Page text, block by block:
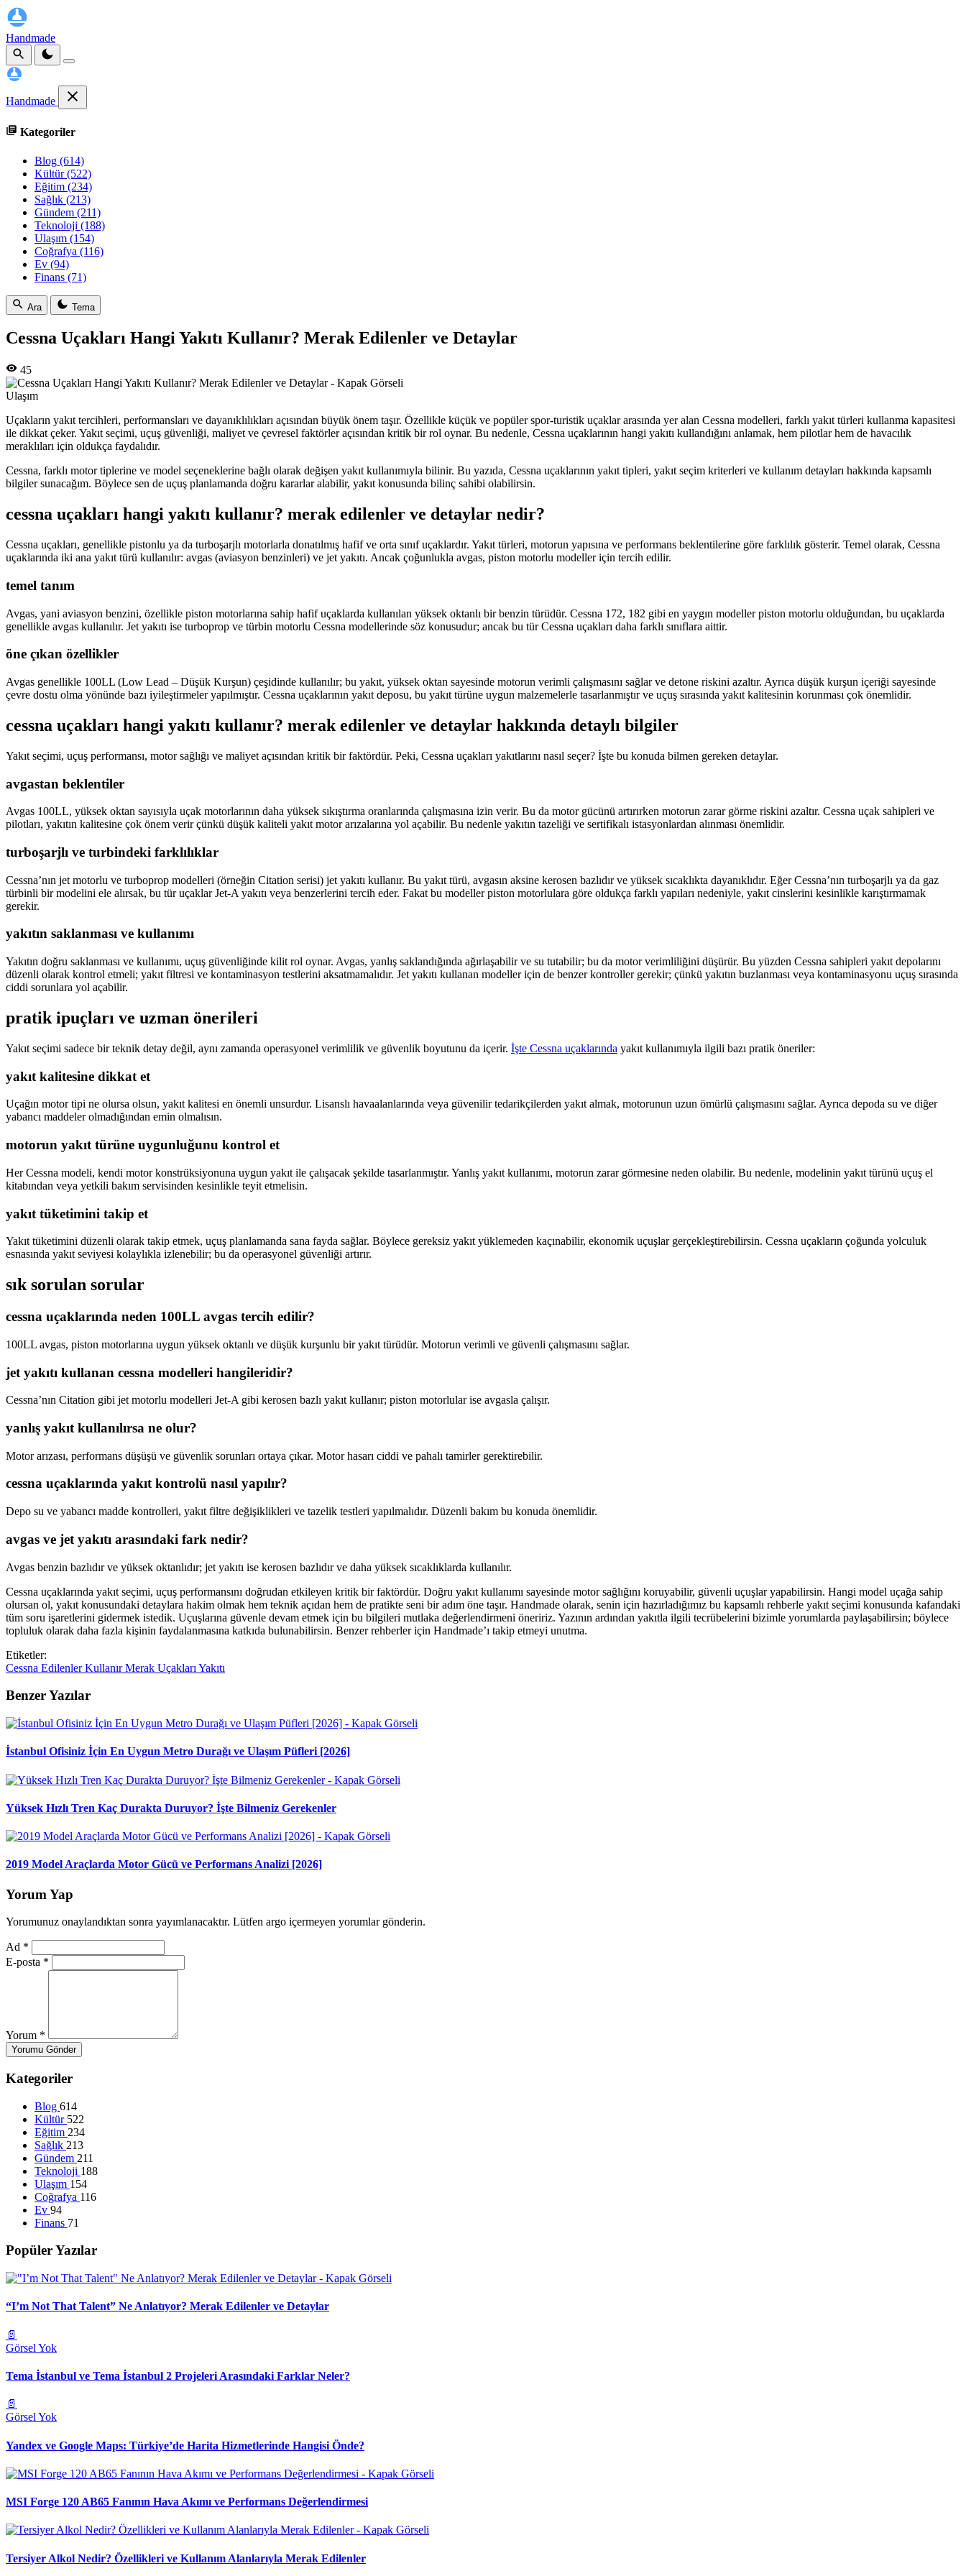
Handmade
Handmade
Kategoriler
Blog (614)
Kültür(522)
Eğitim (234)
Sağlık (213)
Gündem (211)
Teknoloji (188)
Ulaşım (154)
Coğrafya (116)
Ev (94)
Finans (71)
Ara Tema
Cessna Uçakları Hangi Yakıtı Kullanır? Merak Edilenler ve Detaylar
45
Ulaşım
Uçakların yakıt tercihleri, performansları ve dayanıklılıkları açısından büyük önem taşır. Özellikle küçük ve popüler spor-turistik uçaklar arasında yer alan Cessna modelleri, farklı yakıt türleri kullanma kapasitesi
ile dikkat çeker. Yakıt seçimi, uçuş güvenliği, maliyet ve çevresel faktörler açısından kritik bir rol oynar. Bu nedenle, Cessna uçaklarının hangi yakıtı kullandığını anlamak, hem pilotlar hem de havacılık
meraklıları için oldukça faydalıdır.
Cessna, farklı motor tiplerine ve model seçeneklerine bağlı olarak değişen yakıt kullanımıyla bilinir. Bu yazıda, Cessna uçaklarının yakıt tipleri, yakıt seçim kriterleri ve kullanım detayları hakkında kapsamlı
bilgiler sunacağım. Böylece sen de uçuş planlamanda doğru kararlar alabilir, yakıt konusunda bilinç sahibi olabilirsin.
cessna uçakları hangi yakıtı kullanır? merak edilenler ve detaylar nedir?
Cessna uçakları, genellikle pistonlu ya da turboşarjlı motorlarla donatılmış hafif ve orta sınıf uçaklardır. Yakıt türleri, motorun yapısına ve performans beklentilerine göre farklılık gösterir. Temel olarak, Cessna
uçaklarında iki ana yakıt türü kullanılır: avgas (aviasyon benzinleri) ve jet yakıtı. Ancak çoğunlukla avgas, piston motorlu modeller için tercih edilir.
temel tanım
Avgas, yani aviasyon benzini, özellikle piston motorlarına sahip hafif uçaklarda kullanılan yüksek oktanlı bir benzin türüdür. Cessna 172, 182 gibi en yaygın modeller piston motorlu olduğundan, bu uçaklarda
genellikle avgas kullanılır. Jet yakıtı ise turboprop ve türbin motorlu Cessna modellerinde söz konusudur; ancak bu tür Cessna uçakları daha farklı sınıflara aittir.
öne çıkan özellikler
Avgas genellikle 100LL (Low Lead – Düşük Kurşun) çeşidinde kullanılır; bu yakıt, yüksek oktan sayesinde motorun verimli çalışmasını sağlar ve detone riskini azaltır. Ayrıca düşük kurşun içeriği sayesinde
çevre dostu olma yönünde bazı iyileştirmeler yapılmıştır. Cessna uçaklarının yakıt deposu, bu yakıt türüne uygun malzemelerle tasarlanmıştır ve uçuş sırasında yakıt kalitesinin korunması çok önemlidir.
cessna uçakları hangi yakıtı kullanır? merak edilenler ve detaylar hakkında detaylı bilgiler
Yakıt seçimi, uçuş performansı, motor sağlığı ve maliyet açısından kritik bir faktördür. Peki, Cessna uçakları yakıtlarını nasıl seçer? İşte bu konuda bilmen gereken detaylar.
avgastan beklentiler
Avgas 100LL, yüksek oktan sayısıyla uçak motorlarının daha yüksek sıkıştırma oranlarında çalışmasına izin verir. Bu da motor gücünü artırırken motorun zarar görme riskini azaltır. Cessna uçak sahipleri ve
pilotları, yakıtın kalitesine çok önem verir çünkü düşük kaliteli yakıt motor arızalarına yol açabilir. Bu nedenle yakıtın tazeliği ve sertifikalı istasyonlardan alınması önemlidir.
turboşarjlı ve turbindeki farklılıklar
Cessna’nın jet motorlu ve turboprop modelleri (örneğin Citation serisi) jet yakıtı kullanır. Bu yakıt türü, avgasın aksine kerosen bazlıdır ve yüksek sıcaklıkta dayanıklıdır. Eğer Cessna’nın turboşarjlı ya da gaz
türbinli bir modelini ele alırsak, bu tür uçaklar Jet-A yakıtı veya benzerlerini tercih eder. Fakat bu modeller piston motorlulara göre oldukça farklı yapıları nedeniyle, yakıt cinslerini kesinlikle karıştırmamak
gerekir.
yakıtın saklanması ve kullanımı
Yakıtın doğru saklanması ve kullanımı, uçuş güvenliğinde kilit rol oynar. Avgas, yanlış saklandığında ağırlaşabilir ve su tutabilir; bu da motor verimliliğini düşürür. Bu yüzden Cessna sahipleri yakıt depolarını
düzenli olarak kontrol etmeli; yakıt filtresi ve kontaminasyon testlerini aksatmamalıdır. Jet yakıtı kullanan modeller için de benzer kontroller gerekir; çünkü yakıtın buzlanması veya kontaminasyonu uçuş sırasında
ciddi sorunlara yol açabilir.
pratik ipuçları ve uzman önerileri
Yakıt seçimi sadece bir teknik detay değil, aynı zamanda operasyonel verimlilik ve güvenlik boyutunu da içerir. İşte Cessna uçaklarında yakıt kullanımıyla ilgili bazı pratik öneriler:
yakıt kalitesine dikkat et
Uçağın motor tipi ne olursa olsun, yakıt kalitesi en önemli unsurdur. Lisanslı havaalanlarında veya güvenilir tedarikçilerden yakıt almak, motorunun uzun ömürlü çalışmasını sağlar. Ayrıca depoda su ve diğer
yabancı maddeler olmadığından emin olmalısın.
motorun yakıt türüne uygunluğunu kontrol et
Her Cessna modeli, kendi motor konstrüksiyonuna uygun yakıt ile çalışacak şekilde tasarlanmıştır. Yanlış yakıt kullanımı, motorun zarar görmesine neden olabilir. Bu nedenle, modelinin yakıt türünü uçuş el
kitabından veya yetkili bakım servisinden kesinlikle teyit etmelisin.
yakıt tüketimini takip et
Yakıt tüketimini düzenli olarak takip etmek, uçuş planlamanda sana fayda sağlar. Böylece gereksiz yakıt yüklemeden kaçınabilir, ekonomik uçuşlar gerçekleştirebilirsin. Cessna uçakların çoğunda yolculuk
esnasında yakıt seviyesi kolaylıkla izlenebilir; bu da operasyonel güvenliği artırır.
sık sorulan sorular
cessna uçaklarında neden 100LL avgas tercih edilir?
100LL avgas, piston motorlarına uygun yüksek oktanlı ve düşük kurşunlu bir yakıt türüdür. Motorun verimli ve güvenli çalışmasını sağlar.
jet yakıtı kullanan cessna modelleri hangileridir?
Cessna’nın Citation gibi jet motorlu modelleri Jet-A gibi kerosen bazlı yakıt kullanır; piston motorlular ise avgasla çalışır.
yanlış yakıt kullanılırsa ne olur?
Motor arızası, performans düşüşü ve güvenlik sorunları ortaya çıkar. Motor hasarı ciddi ve pahalı tamirler gerektirebilir.
cessna uçaklarında yakıt kontrolü nasıl yapılır?
Depo su ve yabancı madde kontrolleri, yakıt filtre değişiklikleri ve tazelik testleri yapılmalıdır. Düzenli bakım bu konuda önemlidir.
avgas ve jet yakıtı arasındaki fark nedir?
Avgas benzin bazlıdır ve yüksek oktanlıdır; jet yakıtı ise kerosen bazlıdır ve daha yüksek sıcaklıklarda kullanılır.
Cessna uçaklarında yakıt seçimi, uçuş performansını doğrudan etkileyen kritik bir faktördür. Doğru yakıt kullanımı sayesinde motor sağlığını koruyabilir, güvenli uçuşlar yapabilirsin. Hangi model uçağa sahip
olursan ol, yakıt konusundaki detaylara hakim olmak hem teknik açıdan hem de pratikte seni bir adım öne taşır. Handmade olarak, senin için hazırladığımız bu kapsamlı rehberle yakıt seçimi konusunda kafandaki
tüm soru işaretlerini gidermek istedik. Uçuşlarına güvenle devam etmek için bu bilgileri mutlaka değerlendirmeni öneririz. Yazının ardından yakıtla ilgili tecrübelerini bizimle yorumlarda paylaşabilirsin; böylece
topluluk olarak daha fazla kişinin faydalanmasına katkıda bulunabilirsin. Benzer rehberler için Handmade’ı takip etmeyi unutma.
Etiketler:
Cessna EdilenlerKullanırMerak Uçakları Yakıtı
Benzer Yazılar
İstanbul Ofisiniz İçin En Uygun Metro Durağı ve Ulaşım Püfleri [2026]
Yüksek Hızlı Tren Kaç Durakta Duruyor? İşte Bilmeniz Gerekenler
2019 Model Araçlarda Motor Gücü ve Performans Analizi [2026]
Yorum Yap
Yorumunuz onaylandıktan sonra yayımlanacaktır. Lütfen argo içermeyen yorumlar gönderin.
Ad *
E-posta *
Yorum *
Yorumu Gönder
Kategoriler
Blog 614
Kültür 522
Eğitim 234
Sağlık 213
Gündem 211
Teknoloji 188
Ulaşım 154
Coğrafya 116
Ev 94
Finans 71
Popüler Yazılar
“I’m Not That Talent” Ne Anlatıyor? Merak Edilenler ve Detaylar
📄
Görsel Yok
Tema İstanbul ve Tema İstanbul 2 Projeleri Arasındaki Farklar Neler?
📄
Görsel Yok
Yandex ve Google Maps: Türkiye’de Harita Hizmetlerinde Hangisi Önde?
MSI Forge 120 AB65 Fanının Hava Akımı ve Performans Değerlendirmesi
Tersiyer Alkol Nedir? Özellikleri ve Kullanım Alanlarıyla Merak Edilenler